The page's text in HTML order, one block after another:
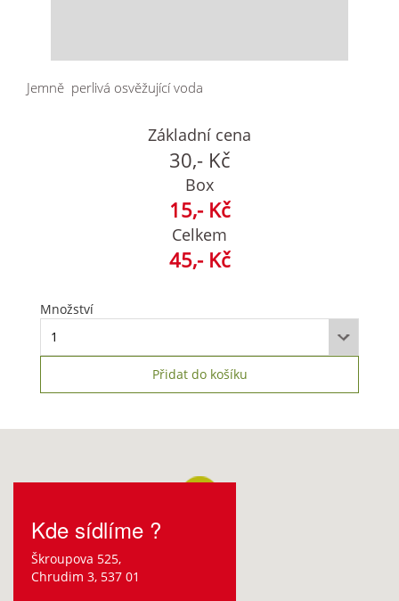
Jemně perlivá osvěžující voda
Základní cena
30,- Kč
Box
15,- Kč
Celkem
45,- Kč
Množství
Přidat do košíku
Kde sídlíme ?
Škroupova 525,
Chrudim 3, 537 01